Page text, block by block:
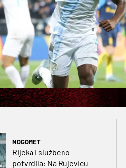
NOGOMET
Rijeka i službeno
potvrdila: Na Rujevicu